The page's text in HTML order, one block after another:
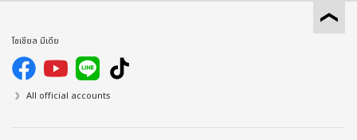
โซเชียล มีเดีย
All official accounts